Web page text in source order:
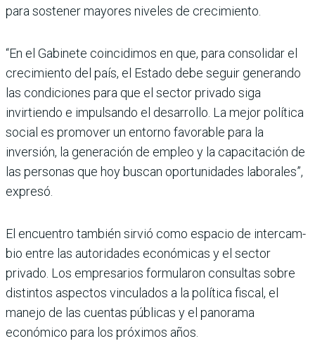
para sostener mayores nive­les de crecimiento.
“En el Gabinete coincidimos en que, para consolidar el
cre­cimiento del país, el Estado debe seguir generando
las condiciones para que el sec­tor privado siga
invirtiendo e impulsando el desarrollo. La mejor política
social es promo­ver un entorno favorable para la
inversión, la generación de empleo y la capacitación de
las personas que hoy buscan opor­tunidades laborales”,
expresó.
El encuentro también sirvió como espacio de intercam­
bio entre las autoridades eco­nómicas y el sector
privado. Los empresarios formula­ron consultas sobre
distin­tos aspectos vinculados a la política fiscal, el
manejo de las cuentas públicas y el panorama
económico para los próximos años.